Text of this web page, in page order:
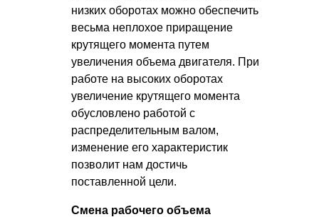
низких оборотах можно обеспечить
весьма неплохое приращение
крутящего момента путем
увеличения объема двигателя. При
работе на высоких оборотах
увеличение крутящего момента
обусловлено работой с
распределительным валом,
изменение его характеристик
позволит нам достичь
поставленной цели.
Смена рабочего объема